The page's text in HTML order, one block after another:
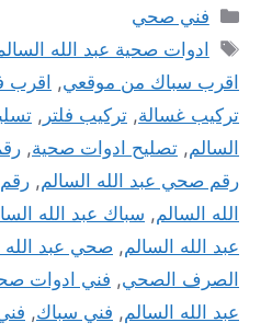
التصنيفات
فني صحي
الوسوم
ادوات صحية عبد الله
اقرب سباك من موقعي,
تركيب غسالة, تركيب فلتر ,
السالم, تصليح ادوات صحية,
رقم صحي عبد الله السالم,
الله السالم, سباك عبد الله
عبد الله السالم, صحي عبد الله
الصرف الصحي, فني ادوات
عبد الله السالم, فني سباك,